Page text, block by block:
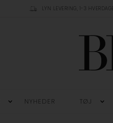
LYN LEVERING, 1-3 HVERDAGE
NYHEDER TØJ